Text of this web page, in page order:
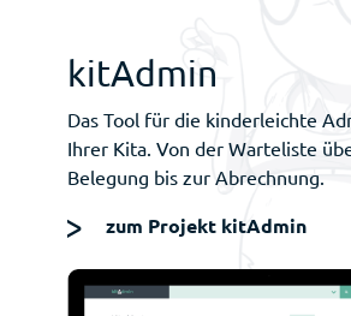
kitAdmin
Das Tool für die kinderleichte
Ihrer Kita. Von der Warteliste
Belegung bis zur Abrechnung.
zum Projekt kitAdmin